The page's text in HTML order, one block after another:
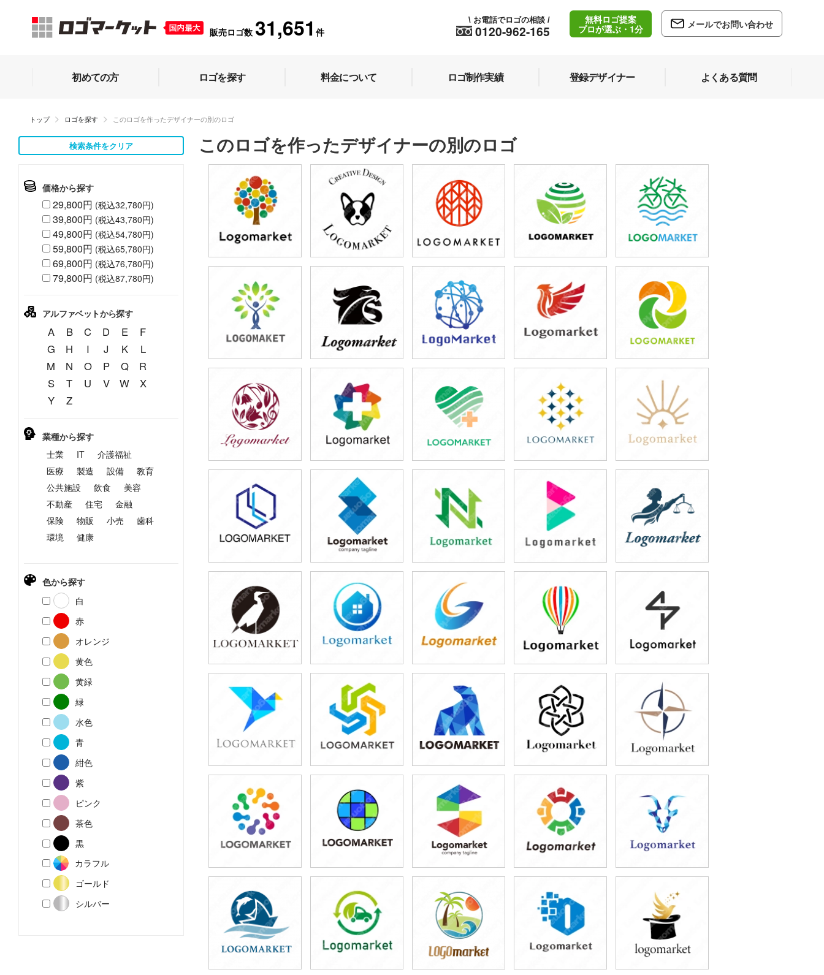
販売ロゴ数 31,651 件 0120-962-165
\ お電話でロゴの相談 /
無料ロゴ提案
プロが選ぶ・1分
メールでお問い合わせ
初めての方 ロゴを探す 料金について ロゴ制作実績 登録デザイナー よくある質問
トップ ロゴを探す このロゴを作ったデザイナーの別のロゴ
検索条件をクリア
価格から探す
29,800円 (税込32,780円)
39,800円 (税込43,780円)
49,800円 (税込54,780円)
59,800円 (税込65,780円)
69,800円 (税込76,780円)
79,800円 (税込87,780円)
アルファベットから探す
A B C D E
F
G
H I J K
L
M
N O P Q
R
S
T U V W
X
Y
Z
業種から探す
士業
IT
介護福祉
医療
製造 設備
教育
公共施設
飲食
美容
不動産
住宅
金融
保険
物販 小売
歯科
環境
健康
色から探す
白
赤
オレンジ
黄色
黄緑
緑
水色
青
紺色
紫
ピンク
茶色
黒
カラフル
ゴールド
シルバー
このロゴを作ったデザイナーの別のロゴ
49,800円
(税込54,780円)
49,800円
(税込54,780円)
49,800円
(税込54,780円)
49,800円
(税込54,780円)
49,800円
(税込54,780円)
49,800円
(税込54,780円)
49,800円
(税込54,780円)
49,800円
(税込54,780円)
49,800円
(税込54,780円)
49,800円
(税込54,780円)
49,800円
(税込54,780円)
49,800円
(税込54,780円)
49,800円
(税込54,780円)
59,800円
(税込65,780円)
59,800円
(税込65,780円)
49,800円
(税込54,780円)
49,800円
(税込54,780円)
49,800円
(税込54,780円)
49,800円
(税込54,780円)
49,800円
(税込54,780円)
49,800円
(税込54,780円)
49,800円
(税込54,780円)
49,800円
(税込54,780円)
49,800円
(税込54,780円)
49,800円
(税込54,780円)
49,800円
(税込54,780円)
59,800円
(税込65,780円)
49,800円
(税込54,780円)
49,800円
(税込54,780円)
49,800円
(税込54,780円)
49,800円
(税込54,780円)
49,800円
(税込54,780円)
49,800円
(税込54,780円)
49,800円
(税込54,780円)
49,800円
(税込54,780円)